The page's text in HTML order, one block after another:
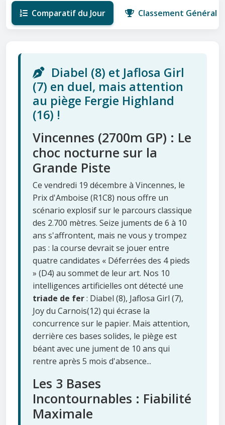
Comparatif du Jour Classement Général
Diabel (8) et Jaflosa Girl
(7) en duel, mais attention
au piège Fergie Highland
(16) !
Vincennes (2700m GP) : Le
choc nocturne sur la
Grande Piste
Ce vendredi 19 décembre à Vincennes, le
Prix d'Amboise (R1C8) nous offre un
scénario explosif sur le parcours classique
des 2.700 mètres. Seize juments de 6 à 10
ans s'affrontent, mais ne vous y trompez
pas : la course devrait se jouer entre
quatre candidates « Déferrées des 4 pieds
» (D4) au sommet de leur art. Nos 10
intelligences artificielles ont détecté une
triade de fer: Diabel (8), Jaflosa Girl (7),
Joy du Carnois(12) qui écrase la
concurrence sur le papier. Mais attention,
derrière ces bases solides, le piège est
béant avec une jument de 10 ans qui
rentre après 5 mois d'absence...
Les 3 Bases
Incontournables : Fiabilité
Maximale